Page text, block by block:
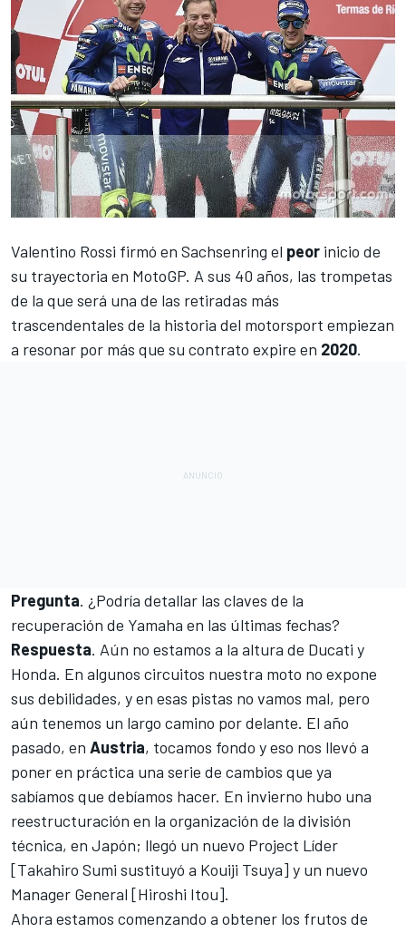
Valentino Rossi firmó en Sachsenring el peor inicio de
su trayectoria en MotoGP. A sus 40 años, las trompetas
de la que será una de las retiradas más
trascendentales de la historia del motorsport empiezan
a resonar por más que su contrato expire en 2020.
Pregunta. ¿Podría detallar las claves de la
recuperación de Yamaha en las últimas fechas?
Respuesta. Aún no estamos a la altura de Ducati y
Honda. En algunos circuitos nuestra moto no expone
sus debilidades, y en esas pistas no vamos mal, pero
aún tenemos un largo camino por delante. El año
pasado, en Austria, tocamos fondo y eso nos llevó a
poner en práctica una serie de cambios que ya
sabíamos que debíamos hacer. En invierno hubo una
reestructuración en la organización de la división
técnica, en Japón; llegó un nuevo Project Líder
[Takahiro Sumi sustituyó a Kouiji Tsuya] y un nuevo
Manager General [Hiroshi Itou].
Ahora estamos comenzando a obtener los frutos de